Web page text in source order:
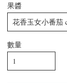
果醬
數量